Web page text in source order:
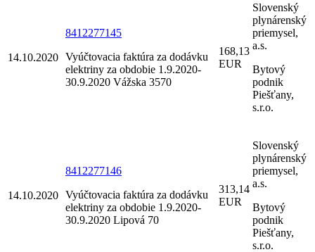
14.10.2020
8412277145
Vyúčtovacia faktúra za dodávku
elektriny za obdobie 1.9.2020-
30.9.2020 Vážska 3570
168,13
EUR
Slovenský
plynárenský
priemysel,
a.s.
Bytový
podnik
Piešťany,
s.r.o.
14.10.2020
8412277146
Vyúčtovacia faktúra za dodávku
elektriny za obdobie 1.9.2020-
30.9.2020 Lipová 70
313,14
EUR
Slovenský
plynárenský
priemysel,
a.s.
Bytový
podnik
Piešťany,
s.r.o.